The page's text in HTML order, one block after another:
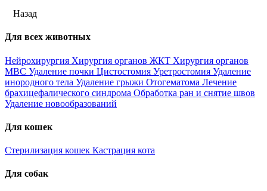
Назад
Для всех животных
Нейрохирургия Хирургия органов ЖКТ Хирургия органов
МВС Удаление почки Цистостомия Уретростомия Удаление
инородного тела Удаление грыжи Отогематома Лечение
брахицефалического синдрома Обработка ран и снятие швов
Удаление новообразований
Для кошек
Стерилизация кошек Кастрация кота
Для собак